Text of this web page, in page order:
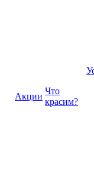
Акции
Что
красим?